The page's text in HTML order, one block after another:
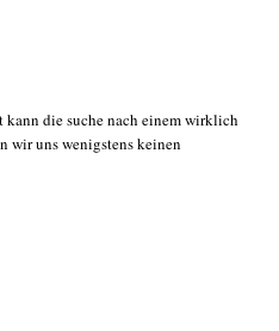
die suche nach einem wirklich
wir uns wenigstens keinen